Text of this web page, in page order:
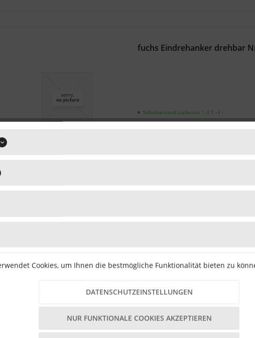
fuchs Eindrehanker drehbar
Sofortversand Lieferzeit 1-3 T- ℹ -
fuchs Maueranker Typ 455-
Sofortversand Lieferzeit 1-3 T
0,79 € *
Cookies, um Ihnen die bestmögliche Funktionalität bieten zu
DATENSCHUTZEINSTELLUNGEN
NUR FUNKTIONALE COOKIES AKZEPTIEREN